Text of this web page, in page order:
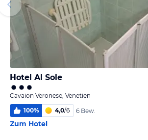
Hotel Al Sole
Cavaion Veronese, Venetien
100% 4,0/6 6 Bew.
Zum Hotel